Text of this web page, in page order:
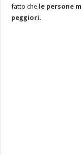
fatto che le persone
peggiori.